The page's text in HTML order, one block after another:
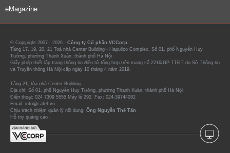
eMagazine
© Copyright 2007 - 2026 - Công ty Cổ phần VCCorp.
Tầng 17, 19, 20, 21 Toà nhà Center Building - Hapulico Complex, Số 01, phố Nguyễn Huy
Tưởng, phường Thanh Xuân, thành phố Hà Nội
Giấy phép thiết lập trang thông tin điện tử tổng hợp trên mạng số 2216/GP-TTĐT do Sở Thông tin
và Truyền thông Hà Nội cấp ngày 10 tháng 4 năm 2019.
Tầng 21, tòa nhà Center Building.
Địa chỉ: Số 01, phố Nguyễn Huy Tưởng, phường Thanh Xuân, thành phố Hà Nội
Điện thoại: 024 7309 5555 Máy lẻ 292. Fax: 024-39744082
Email: info@cafef.vn
Chịu trách nhiệm quản lý nội dung: Ông Nguyễn Thế Tân
Hỗ trợ quảng cáo :